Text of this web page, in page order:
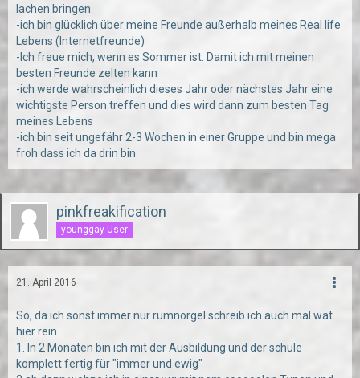
lachen bringen
-ich bin glücklich über meine Freunde außerhalb meines Real life
Lebens (Internetfreunde)
-Ich freue mich, wenn es Sommer ist. Damit ich mit meinen
besten Freunde zelten kann
-ich werde wahrscheinlich dieses Jahr oder nächstes Jahr eine
wichtigste Person treffen und dies wird dann zum besten Tag
meines Lebens
-ich bin seit ungefähr 2-3 Wochen in einer Gruppe und bin mega
froh dass ich da drin bin
pinkfreakification
younggay User
21. April 2016
So, da ich sonst immer nur rumnörgel schreib ich auch mal wat
hier rein
1. In 2 Monaten bin ich mit der Ausbildung und der schule
komplett fertig für "immer und ewig"